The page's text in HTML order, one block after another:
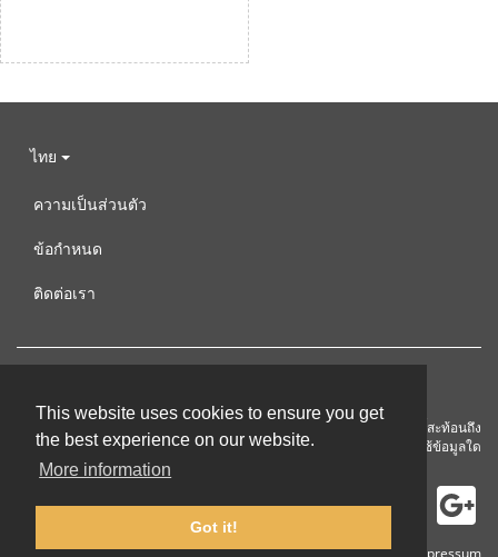
This website uses cookies to ensure you get
the best experience on our website.
More information
Got it!
ไทย
ความเป็นส่วนตัว
ข้อกำหนด
ติดต่อเรา
โครงการนี้ได้รับทุนสนับสนุนจากคณะกรรมาธิการยุโรป เอกสารเผยแพร่นี้สะท้อนถึง
มุมมองของผู้เขียนเท่านั้น ดังนั้นคณะกรรมาธิการจึงไม่รับผิดชอบต่อการใช้ข้อมูลใด
ๆ ที่ปรากฏ ณ ที่นี้
© 2002-2026 lernu.net | Impressum